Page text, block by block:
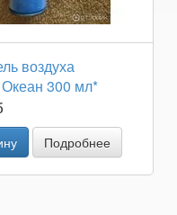
воздуха
300 мл*
Подробнее